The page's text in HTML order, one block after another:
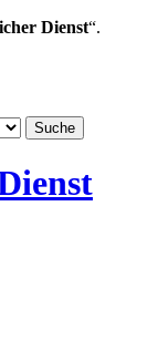
Dienst“.